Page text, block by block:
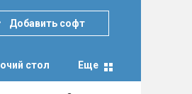
Добавить софт
стол Еще